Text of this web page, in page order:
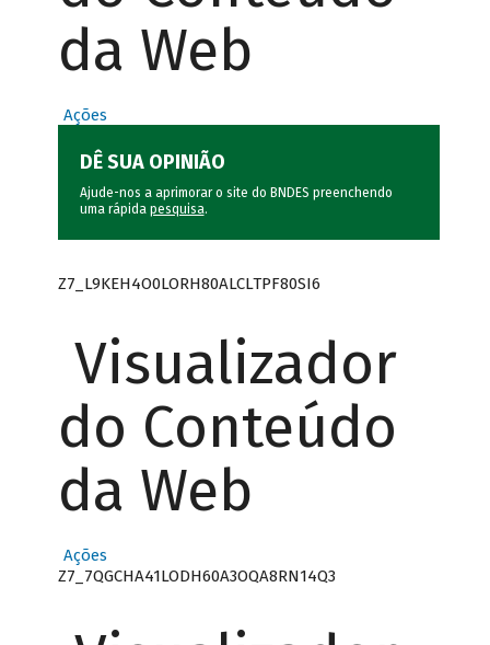
da Web
Ações
DÊ SUA OPINIÃO
Ajude-nos a aprimorar o site do BNDES preenchendo
uma rápida pesquisa.
Z7_L9KEH4O0LORH80ALCLTPF80SI6
Visualizador
do Conteúdo
da Web
Ações
Z7_7QGCHA41LODH60A3OQA8RN14Q3